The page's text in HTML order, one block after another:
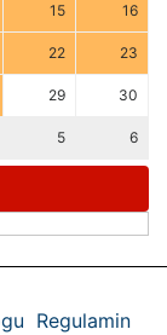
15 16
22 23
29 30
5 6
Regulamin